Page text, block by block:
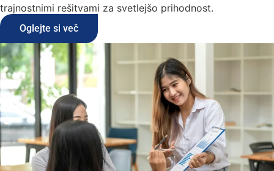
trajnostnimi rešitvami za svetlejšo prihodnost.
Oglejte si več